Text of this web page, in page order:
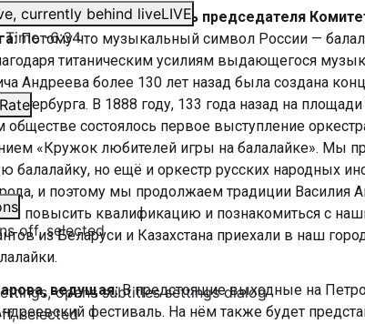
currently behind liveLIVE
Time-6:34
off, selected
, opens subtitles settings dialog
, selected
первый заместитель председателя
Потому что музыкальный символ России —
титаническим усилиям выдающегося
Андреева более 130 лет назад была создана
Петербурга. В 1888 году, 133 года назад на
обществе состоялось первое выступление
«Кружок любителей игры на балалайке». Мы
балалайку, но ещё и оркестр русских народных
и поэтому мы продолжаем традиции Василия
повысить квалификацию и познакомиться с
из Беларуси и Казахстана приехали в наш
ведущая:В предстоящие выходные на
фестиваль. На нём также будет